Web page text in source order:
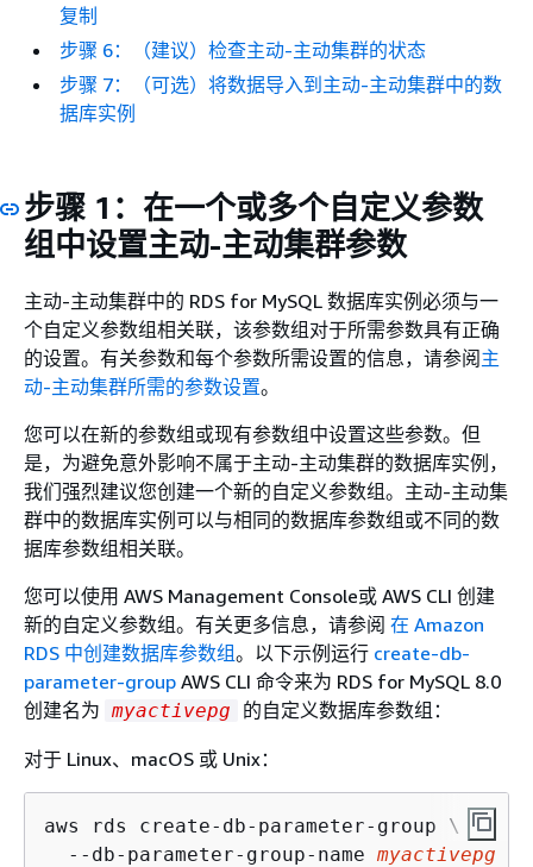
复制
步骤 6：（建议）检查主动-主动集群的状态
步骤 7：（可选）将数据导入到主动-主动集群中的数
据库实例
步骤 1：在一个或多个自定义参数
组中设置主动-主动集群参数
主动-主动集群中的 RDS for MySQL 数据库实例必须与一
个自定义参数组相关联，该参数组对于所需参数具有正确
的设置。有关参数和每个参数所需设置的信息，请参阅主
动-主动集群所需的参数设置。
您可以在新的参数组或现有参数组中设置这些参数。但
是，为避免意外影响不属于主动-主动集群的数据库实例，
我们强烈建议您创建一个新的自定义参数组。主动-主动集
群中的数据库实例可以与相同的数据库参数组或不同的数
据库参数组相关联。
您可以使用 AWS Management Console或 AWS CLI 创建
新的自定义参数组。有关更多信息，请参阅 在 Amazon
RDS 中创建数据库参数组。以下示例运行 create-db-
parameter-group AWS CLI 命令来为 RDS for MySQL 8.0
创建名为 myactivepg 的自定义数据库参数组：
对于 Linux、macOS 或 Unix：
aws rds create-db-parameter-group \
  --db-parameter-group-name
myactivepg